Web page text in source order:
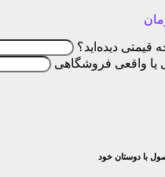
چه قیمتی دیده‌اید؟
یا واقعی فروشگاهی
با دوستان خود